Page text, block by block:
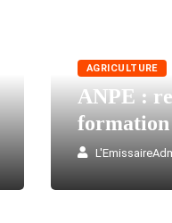
AGRICULTURE
ANPE :
formation